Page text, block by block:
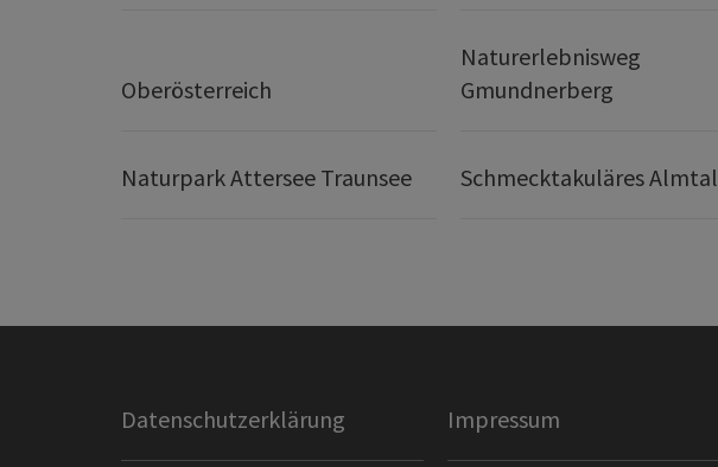
Oberösterreich
Naturerlebnisweg
Gmundnerberg
Naturpark Attersee Traunsee Schmecktakuläres Almtal
Datenschutzerklärung Impressum